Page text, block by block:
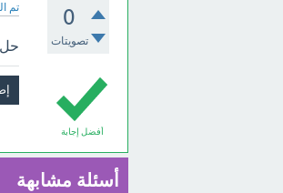
0
تصويتات
تم
أفضل إجابة
حل
أسئلة مشابهة